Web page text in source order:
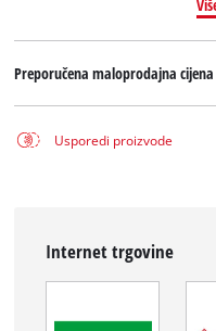
Preporučena maloprodajna
Usporedi proizvode
Internet trgovine